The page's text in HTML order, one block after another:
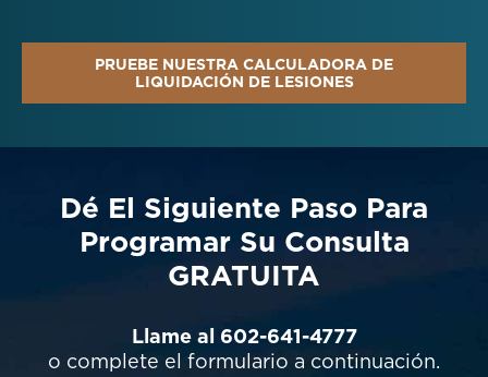
PRUEBE NUESTRA CALCULADORA DE
LIQUIDACIÓN DE LESIONES
Dé El Siguiente Paso Para
Programar Su Consulta
GRATUITA
Llame al 602-641-4777
o complete el formulario a continuación.